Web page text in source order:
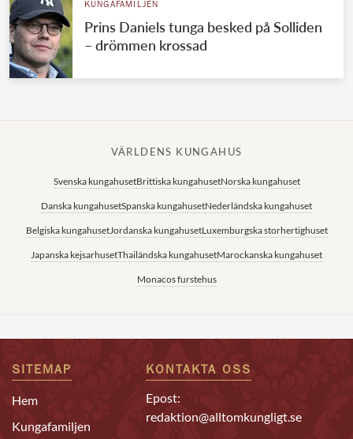
KUNGAFAMILJEN
Prins Daniels tunga besked på Solliden
– drömmen krossad
VÄRLDENS KUNGAHUS
Svenska kungahusetBrittiska kungahusetNorska kungahuset
Danska kungahusetSpanska kungahusetNederländska kungahuset
Belgiska kungahusetJordanska kungahusetLuxemburgska storhertighuset
Japanska kejsarhusetThailändska kungahusetMarockanska kungahuset
Monacos furstehus
SITEMAP
Hem
Kungafamiljen
KONTAKTA OSS
Epost:
redaktion@alltomkungligt.se